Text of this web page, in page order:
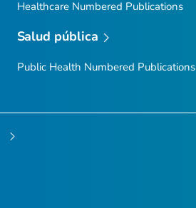
Healthcare Numbered Publications
Salud pública
Public Health Numbered Publications